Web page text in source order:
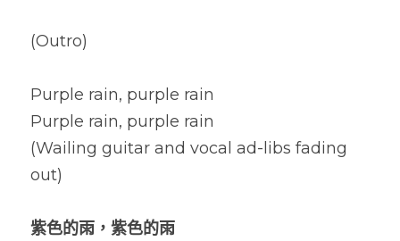
(Outro)
Purple rain, purple rain
Purple rain, purple rain
(Wailing guitar and vocal ad-libs fading
out)
紫色的雨，紫色的雨